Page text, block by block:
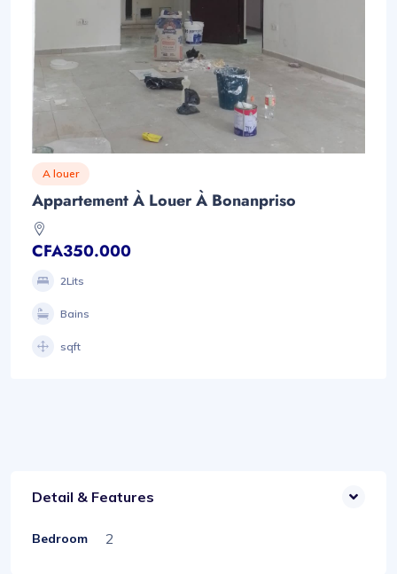
A louer
Appartement À Louer À Bonanpriso
CFA350.000
2Lits
Bains
sqft
Detail & Features
Bedroom 2